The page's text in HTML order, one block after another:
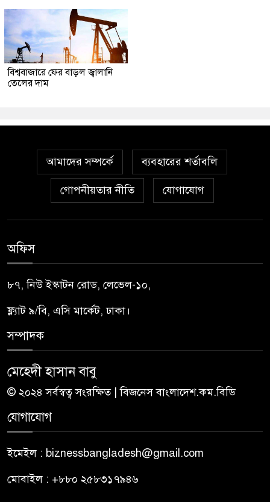
বিশ্ববাজারে ফের বাড়ল জ্বালানি
তেলের দাম
আমাদের সম্পর্কে ব্যবহারের শর্তাবলি
গোপনীয়তার নীতি যোগাযোগ
অফিস
৮৭, নিউ ইস্কাটন রোড, লেভেল-১০,
ফ্ল্যাট ৯/বি, এসি মার্কেট, ঢাকা।
সম্পাদক
মেহেদী হাসান বাবু
© ২০২৪ সর্বস্বত্ব সংরক্ষিত | বিজনেস বাংলাদেশ.কম.বিডি
যোগাযোগ
ইমেইল : biznessbangladesh@gmail.com
মোবাইল : +৮৮০ ২৫৮৩১৭৯৪৬